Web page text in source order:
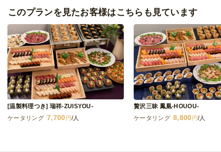
このプランを見たお客様はこちらも見ています
[温製料理つき] 瑞祥-ZUISYOU-
ケータリング 7,700円/人
贅沢三昧 鳳凰-HOUOU-
ケータリング 8,800円/人